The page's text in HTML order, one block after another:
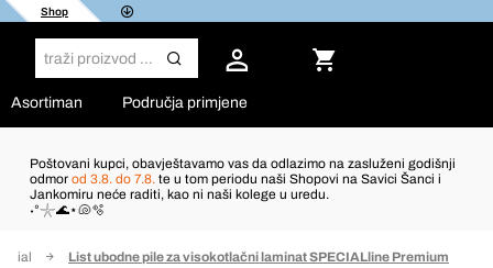
Shop
Asortiman Područja primjene
Poštovani kupci, obavještavamo vas da odlazimo na zasluženi godišnji
odmor od 3.8. do 7.8. te u tom periodu naši Shopovi na Savici Šanci i
Jankomiru neće raditi, kao ni naši kolege u uredu.
˖°𓇼🌊⋆🐚🫧
List ubodne pile za visokotlačni laminat SPECIALline Premium